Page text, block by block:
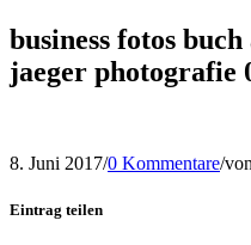
business fotos
jaeger photografie
8. Juni 2017/0 Kommentare/von
Eintrag teilen